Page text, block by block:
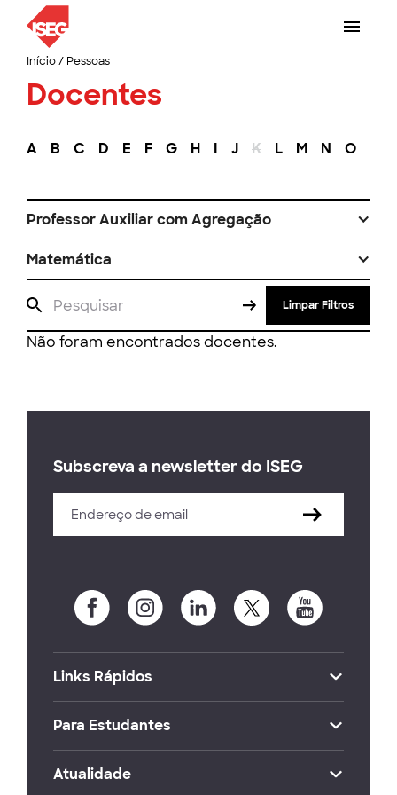
Início/ Pessoas
Docentes
A B C D E F G H I J K L M N O
Professor Auxiliar com Agregação
Matemática
Limpar Filtros
Não foram encontrados docentes.
Subscreva a newsletter do ISEG
Links Rápidos
Para Estudantes
Atualidade